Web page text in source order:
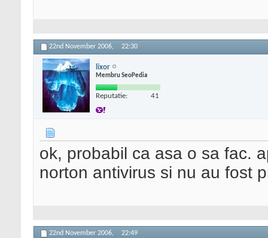
22nd November 2006, 22:30
lixor
Membru SeoPedia
Reputatie: 41
ok, probabil ca asa o sa fac.
norton antivirus si nu au fost
22nd November 2006, 22:49